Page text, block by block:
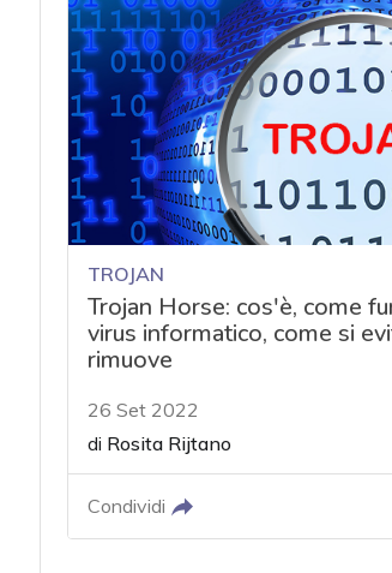
TROJAN
Trojan Horse: cos'è, come
virus informatico, come si
rimuove
26 Set 2022
di Rosita Rijtano
Condividi